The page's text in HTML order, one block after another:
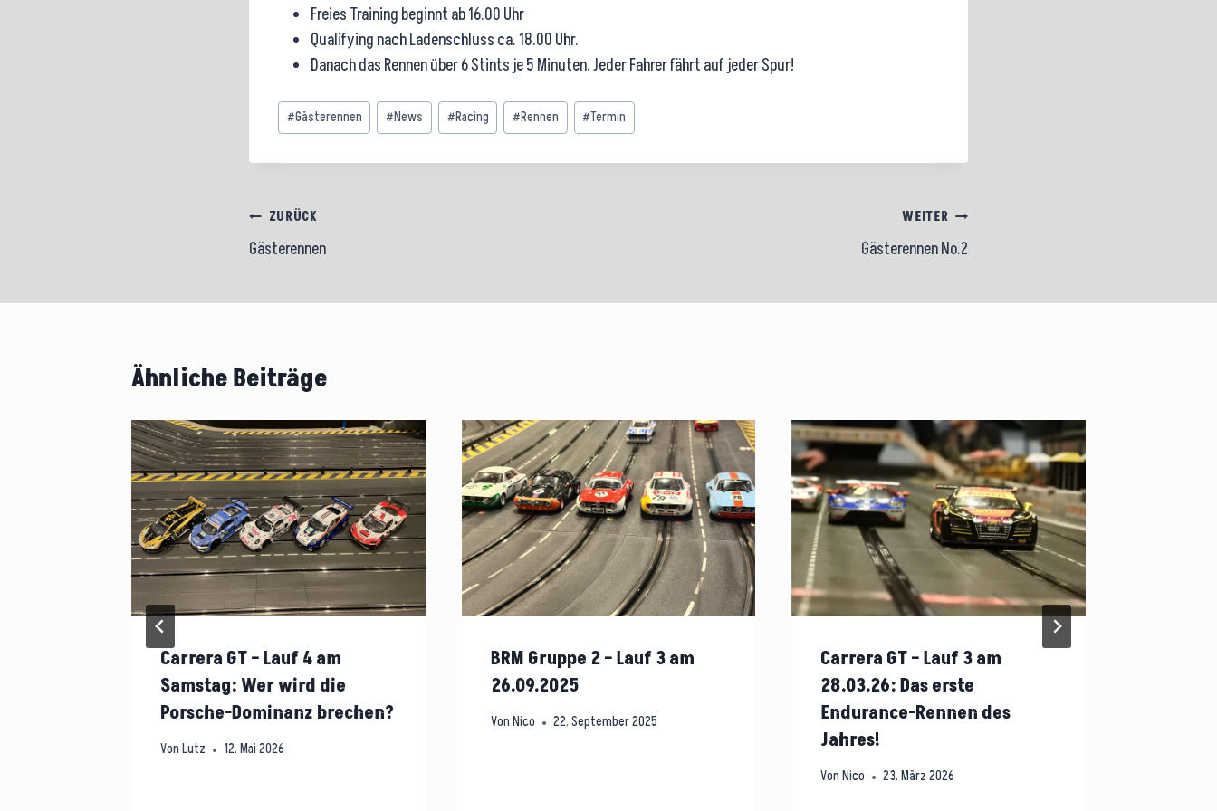
Freies Training beginnt ab 16.00 Uhr
Qualifying nach Ladenschluss ca. 18.00 Uhr.
Danach das Rennen über 6 Stints je 5 Minuten. Jeder Fahrer fährt auf jeder Spur!
Schlagworte:
#Gästerennen #News #Racing #Rennen #Termin
Beitragsnavigation
ZURÜCK
Gästerennen
WEITER
Gästerennen No.2
Ähnliche Beiträge
Carrera GT – Lauf 4 am
Samstag: Wer wird die
Porsche-Dominanz brechen?
VonLutz 12. Mai 2026
BRM Gruppe 2 – Lauf 3 am
26.09.2025
Von Nico 22. September 2025
Carrera GT – Lauf 3 am
28.03.26: Das erste
Endurance-Rennen des
Jahres!
Von Nico 23. März 2026